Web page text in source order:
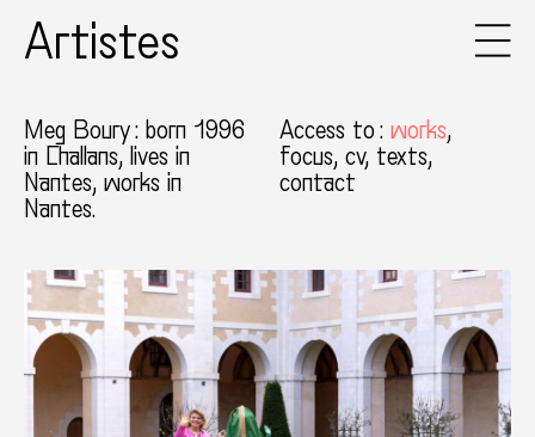
Artistes
Meg Boury: born 1996
in Challans, lives in
Nantes, works in
Nantes.
Access to : works
focus cv texts
contact